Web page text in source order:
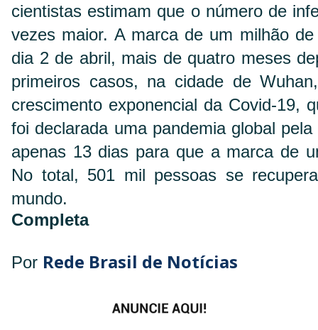
cientistas estimam que o número de
vezes maior. A marca de um milhão
dia 2 de abril, mais de quatro meses
primeiros casos, na cidade de
crescimento exponencial da Covid-19,
foi declarada uma pandemia global
apenas 13 dias para que a marca de
No total, 501 mil pessoas se
mundo.
Completa
Por Rede Brasil de Notícias